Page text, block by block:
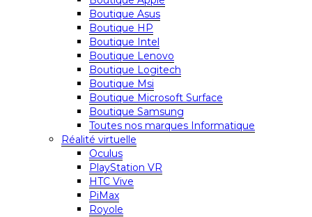
Boutique Asus
Boutique HP
Boutique Intel
Boutique Lenovo
Boutique Logitech
Boutique Msi
Boutique Microsoft Surface
Boutique Samsung
Toutes nos marques Informatique
Réalité virtuelle
Oculus
PlayStation VR
HTC Vive
PiMax
Royole